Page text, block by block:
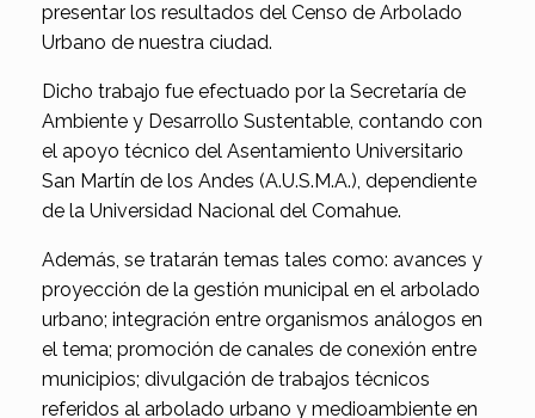
presentar los resultados del Censo de Arbolado
Urbano de nuestra ciudad.
Dicho trabajo fue efectuado por la Secretaría de
Ambiente y Desarrollo Sustentable, contando con
el apoyo técnico del Asentamiento Universitario
San Martín de los Andes (A.U.S.M.A.), dependiente
de la Universidad Nacional del Comahue.
Además, se tratarán temas tales como: avances y
proyección de la gestión municipal en el arbolado
urbano; integración entre organismos análogos en
el tema; promoción de canales de conexión entre
municipios; divulgación de trabajos técnicos
referidos al arbolado urbano y medioambiente en